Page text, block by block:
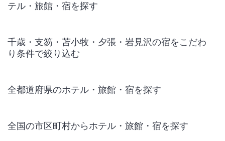
テル・旅館・宿を探す
千歳・支笏・苫小牧・夕張・岩見沢の宿をこだわ
り条件で絞り込む
全都道府県のホテル・旅館・宿を探す
全国の市区町村からホテル・旅館・宿を探す